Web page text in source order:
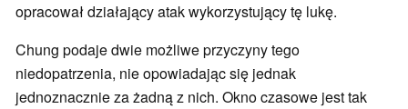
opracował działający atak wykorzystujący tę lukę.
Chung podaje dwie możliwe przyczyny tego
niedopatrzenia, nie opowiadając się jednak
jednoznacznie za żadną z nich. Okno czasowe jest tak